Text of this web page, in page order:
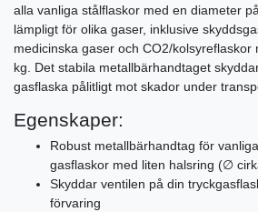
alla vanliga stålflaskor med en diameter
lämpligt för olika gaser, inklusive
medicinska gaser och CO2/kolsyreflaskor
kg. Det stabila metallbärhandtaget
gasflaska pålitligt mot skador under
Egenskaper:
Robust metallbärhandtag för
gasflaskor med liten halsring (∅
Skyddar ventilen på din
förvaring